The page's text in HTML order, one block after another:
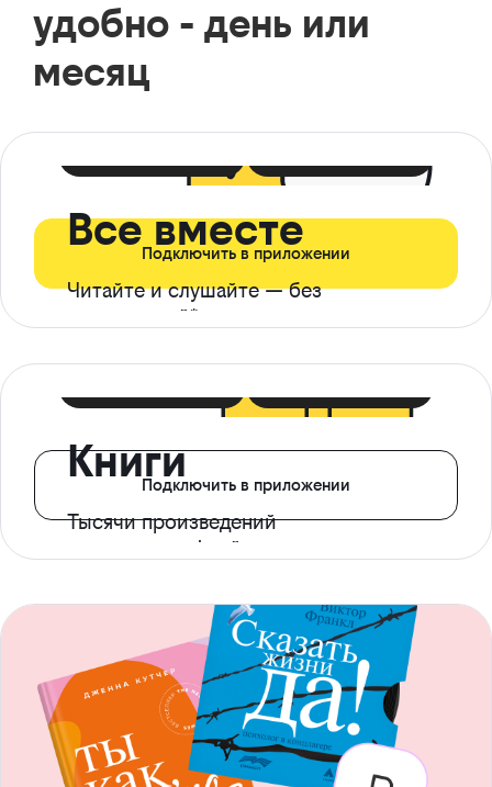
удобно - день или
месяц
Все вместе
Читайте и слушайте — без
ограничений*
Подключить в приложении
Книги
Тысячи произведений
с доступом офлайн
Подключить в приложении